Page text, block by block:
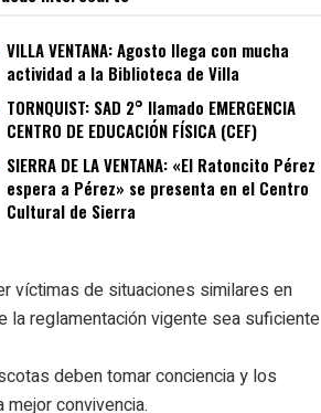
VILLA VENTANA: Agosto llega con mucha
actividad a la Biblioteca de Villa
TORNQUIST: SAD 2° llamado EMERGENCIA
CENTRO DE EDUCACIÓN FÍSICA (CEF)
SIERRA DE LA VENTANA: «El Ratoncito Pérez
espera a Pérez» se presenta en el Centro
Cultural de Sierra
víctimas de situaciones similares en
la reglamentación vigente sea suficiente
deben tomar conciencia y los
convivencia.